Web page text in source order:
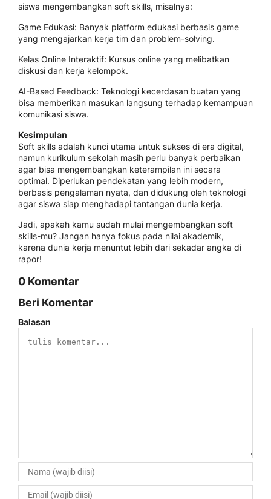
siswa mengembangkan soft skills, misalnya:
Game Edukasi: Banyak platform edukasi berbasis game
yang mengajarkan kerja tim dan problem-solving.
Kelas Online Interaktif: Kursus online yang melibatkan
diskusi dan kerja kelompok.
AI-Based Feedback: Teknologi kecerdasan buatan yang
bisa memberikan masukan langsung terhadap kemampuan
komunikasi siswa.
Kesimpulan
Soft skills adalah kunci utama untuk sukses di era digital,
namun kurikulum sekolah masih perlu banyak perbaikan
agar bisa mengembangkan keterampilan ini secara
optimal. Diperlukan pendekatan yang lebih modern,
berbasis pengalaman nyata, dan didukung oleh teknologi
agar siswa siap menghadapi tantangan dunia kerja.
Jadi, apakah kamu sudah mulai mengembangkan soft
skills-mu? Jangan hanya fokus pada nilai akademik,
karena dunia kerja menuntut lebih dari sekadar angka di
rapor!
0 Komentar
Beri Komentar
Balasan